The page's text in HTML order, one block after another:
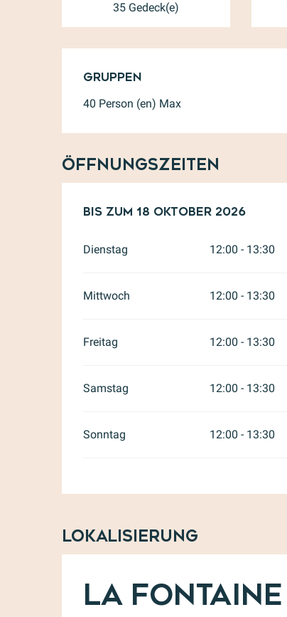
35 Gedeck(e)
Gruppen
Gruppen
40 Person (en) Max
Öffnungszeiten
vom18 April 2026 bis zum
Bis zum 18 Oktober 2026
Dienstag 12:00 - 13:30
Mittwoch 12:00 - 13:30
Freitag 12:00 - 13:30
Samstag 12:00 - 13:30
Sonntag 12:00 - 13:30
Lokalisierung
La Fontaine